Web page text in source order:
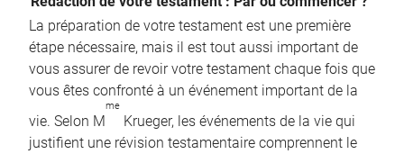
La préparation de votre testament est une première
étape nécessaire, mais il est tout aussi important de
vous assurer de revoir votre testament chaque fois que
vous êtes confronté à un événement important de la
vie. Selon M
me
Krueger, les événements de la vie qui
justifient une révision testamentaire comprennent le